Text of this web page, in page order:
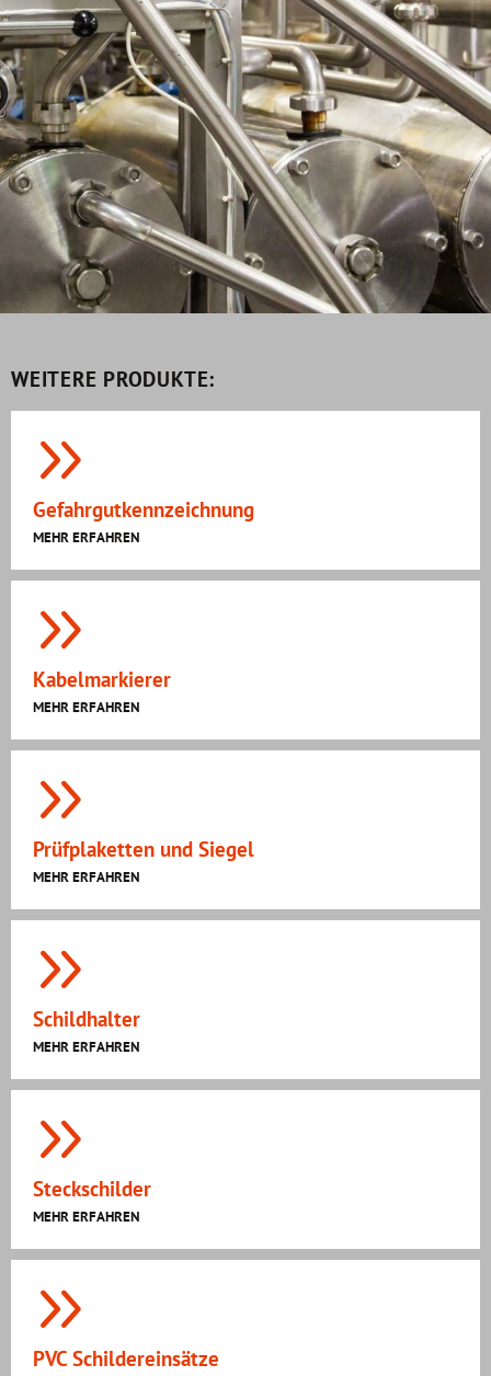
WEITERE PRODUKTE:
Gefahrgutkennzeichnung
MEHR ERFAHREN
Kabelmarkierer
MEHR ERFAHREN
Prüfplaketten und Siegel
MEHR ERFAHREN
Schildhalter
MEHR ERFAHREN
Steckschilder
MEHR ERFAHREN
PVC Schildereinsätze